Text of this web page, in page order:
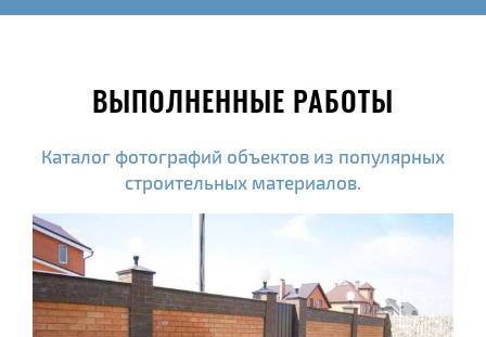
ВЫПОЛНЕННЫЕ РАБОТЫ
Каталог фотографий объектов из популярных
строительных материалов.